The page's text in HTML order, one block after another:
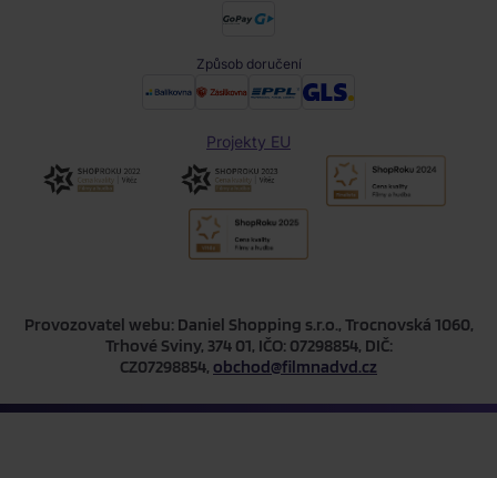
Způsob doručení
Projekty EU
Provozovatel webu: Daniel Shopping s.r.o., Trocnovská 1060,
Trhové Sviny, 374 01, IČO: 07298854, DIČ:
CZ07298854, obchod@filmnadvd.cz